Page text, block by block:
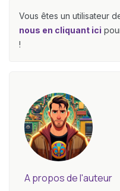
Vous êtes un utilisateur
nous en cliquant ici
!
A propos de l'auteur